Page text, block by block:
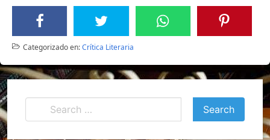
Categorizado en:Crítica Literaria